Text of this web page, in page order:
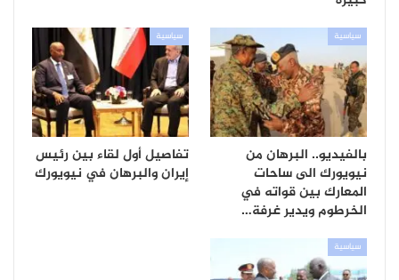
سياسية
بالفيديو.. البرهان من
نيويورك الى ساحات
المعارك بين قواته في
الخرطوم ويدير غرفة…
سياسية
تفاصيل أول لقاء بين رئيس
إيران والبرهان في نيويورك
سياسية